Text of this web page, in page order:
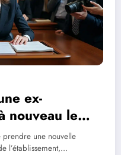
ex-
nouveau le
une nouvelle
l’établissement,…